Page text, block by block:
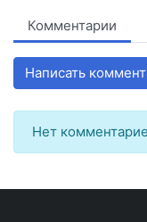
Комментарии
Написать
Нет